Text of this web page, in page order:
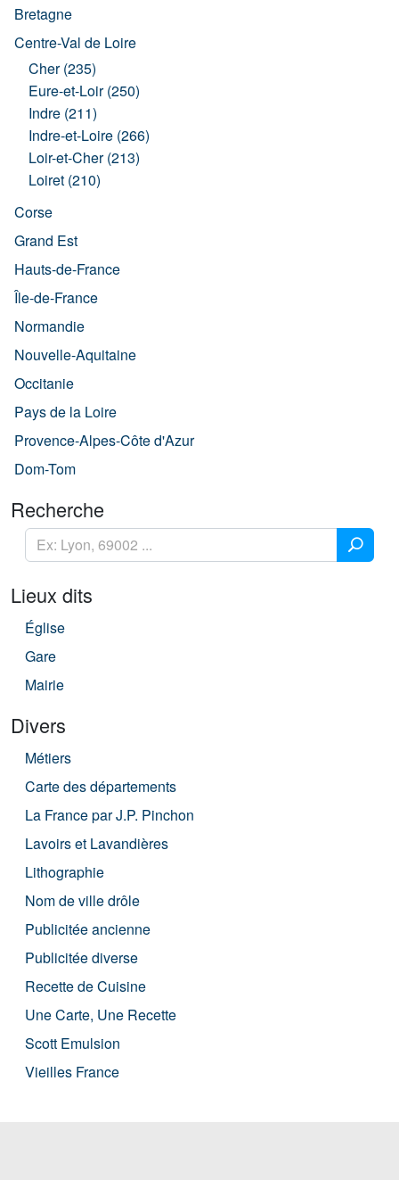
Bretagne
Centre-Val de Loire
Cher (235)
Eure-et-Loir (250)
Indre (211)
Indre-et-Loire (266)
Loir-et-Cher (213)
Loiret (210)
Corse
Grand Est
Hauts-de-France
Île-de-France
Normandie
Nouvelle-Aquitaine
Occitanie
Pays de la Loire
Provence-Alpes-Côte d'Azur
Dom-Tom
Recherche
Lieux dits
Église
Gare
Mairie
Divers
Métiers
Carte des départements
La France par J.P. Pinchon
Lavoirs et Lavandières
Lithographie
Nom de ville drôle
Publicitée ancienne
Publicitée diverse
Recette de Cuisine
Une Carte, Une Recette
Scott Emulsion
Vieilles France